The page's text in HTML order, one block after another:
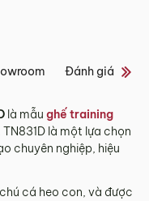
Đánh giá sản
là mẫu ghế training
là một lựa chọn
chuyên nghiệp, hiệu
cá heo con, và được
sẽ có thời gian giao
Ngoại Thành và Tỉnh
và các ngày Lễ, Tết.
Cường, Thành phố
(các ngày từ Thứ 2 đến